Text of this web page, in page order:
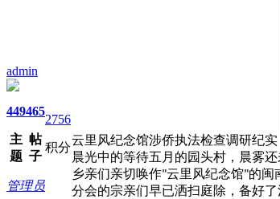
admin
449
主
题
465
帖
子
2756
积分
管理员
云里风纪念馆涉侨执法检查调研纪实
晨光中的等待五月的园头村，晨雾
乡亲们亲切唤作"云里风纪念馆"的闽
分会的宗亲们早已洒扫庭除，备好